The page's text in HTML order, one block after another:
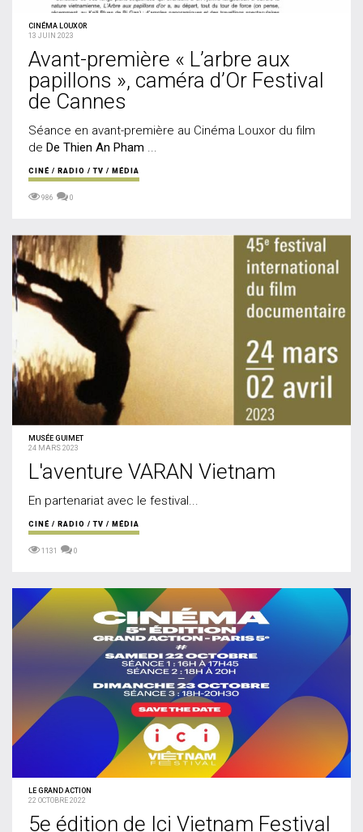
CINÉMA LOUXOR
13 JUIN 2023
Avant-première « L’arbre aux
papillons », caméra d’Or Festival
de Cannes
Séance en avant-première au Cinéma Louxor du film
de De Thien An Pham ...
CINÉ / RADIO / TV / MÉDIA
986 0
MUSÉE GUIMET
24 MARS 2023
L'aventure VARAN Vietnam
En partenariat avec le festival...
CINÉ / RADIO / TV / MÉDIA
1131 0
LE GRAND ACTION
22 OCTOBRE 2022
5e édition de Ici Vietnam Festival